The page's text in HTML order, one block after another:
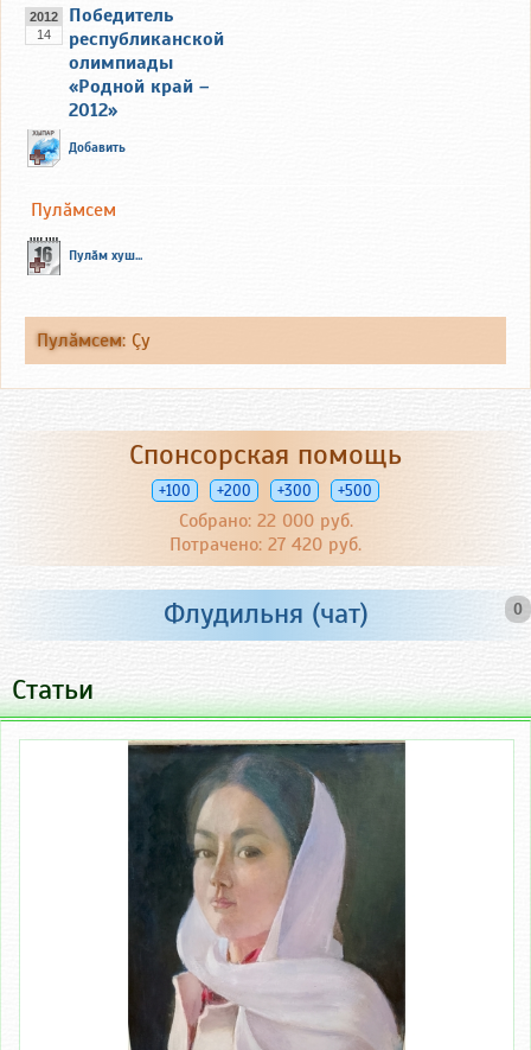
2012
14
Победитель
республиканской
олимпиады
«Родной край –
2012»
Добавить
Пулăмсем
Пулăм хуш...
Пулăмсем: Çу
Спонсорская помощь
+100 +200 +300 +500
Собрано: 22 000 руб.
Потрачено: 27 420 руб.
0
Флудильня (чат)
Статьи